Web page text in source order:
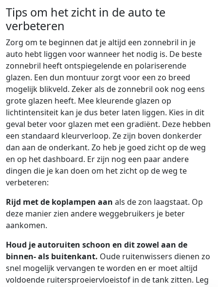
Tips om het zicht in de auto te
verbeteren
Zorg om te beginnen dat je altijd een zonnebril in je
auto hebt liggen voor wanneer het nodig is. De beste
zonnebril heeft ontspiegelende en polariserende
glazen. Een dun montuur zorgt voor een zo breed
mogelijk blikveld. Zeker als de zonnebril ook nog eens
grote glazen heeft. Mee kleurende glazen op
lichtintensiteit kan je dus beter laten liggen. Kies in dit
geval beter voor glazen met een gradiënt. Deze hebben
een standaard kleurverloop. Ze zijn boven donkerder
dan aan de onderkant. Zo heb je goed zicht op de weg
en op het dashboard. Er zijn nog een paar andere
dingen die je kan doen om het zicht op de weg te
verbeteren:
Rijd met de koplampen aan als de zon laagstaat. Op
deze manier zien andere weggebruikers je beter
aankomen.
Houd je autoruiten schoon en dit zowel aan de
binnen- als buitenkant. Oude ruitenwissers dienen zo
snel mogelijk vervangen te worden en er moet altijd
voldoende ruitersproeiervloeistof in de tank zitten. Leg